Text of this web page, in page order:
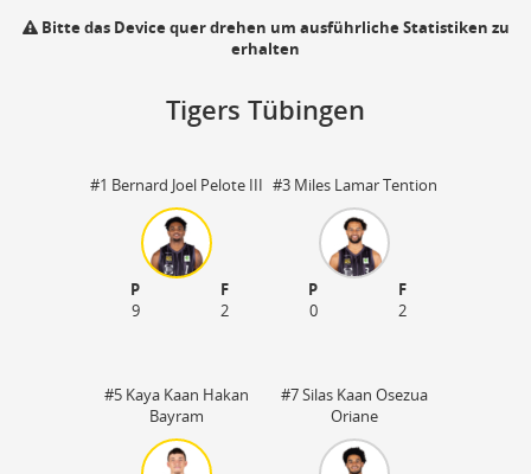
Bitte das Device quer drehen um ausführliche Statistiken zu
erhalten
Tigers Tübingen
#1 Bernard Joel Pelote III
P
F
9
2
#3 Miles Lamar Tention
P
F
0
2
#5 Kaya Kaan Hakan
Bayram
#7 Silas Kaan Osezua
Oriane